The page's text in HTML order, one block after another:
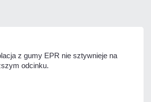
z gumy EPR nie sztywnieje na
odcinku.